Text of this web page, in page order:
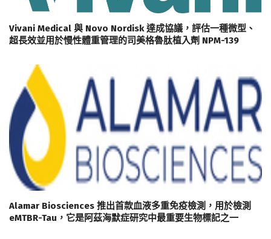
Vivani Medical 與 Novo Nordisk 達成協議，評估一種微型、
超長效並用於慢性體重管理的司美格魯肽植入劑 NPM-139
Alamar Biosciences 推出首款血液多重免疫檢測，用於檢測
eMTBR-Tau，它是阿茲海默症研究中最重要生物標記之一